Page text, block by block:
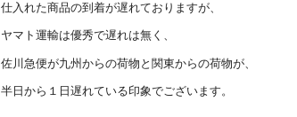
仕入れた商品の到着が遅れておりますが、
ヤマト運輸は優秀で遅れは無く、
佐川急便が九州からの荷物と関東からの荷物が、
半日から１日遅れている印象でございます。